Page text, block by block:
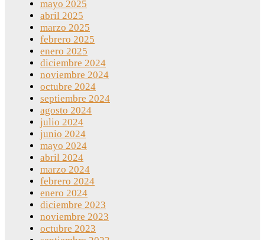
mayo 2025
abril 2025
marzo 2025
febrero 2025
enero 2025
diciembre 2024
noviembre 2024
octubre 2024
septiembre 2024
agosto 2024
julio 2024
junio 2024
mayo 2024
abril 2024
marzo 2024
febrero 2024
enero 2024
diciembre 2023
noviembre 2023
octubre 2023